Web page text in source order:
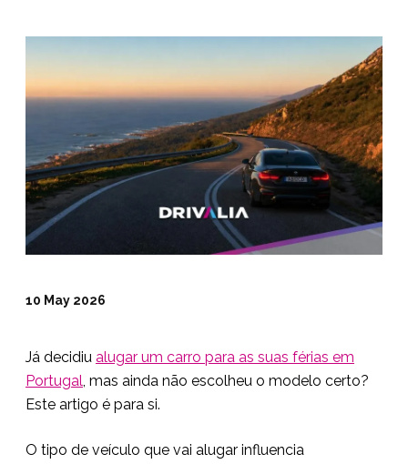
10 May 2026
Já decidiu alugar um carro para as suas férias em
Portugal, mas ainda não escolheu o modelo certo?
Este artigo é para si.
O tipo de veículo que vai alugar influencia